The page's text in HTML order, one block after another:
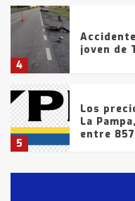
4
joven de
5
Los
La
entre 857